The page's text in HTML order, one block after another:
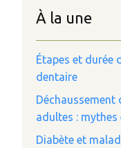
À la une
Étapes et durée
dentaire
Déchaussement
adultes : mythes
Diabète et